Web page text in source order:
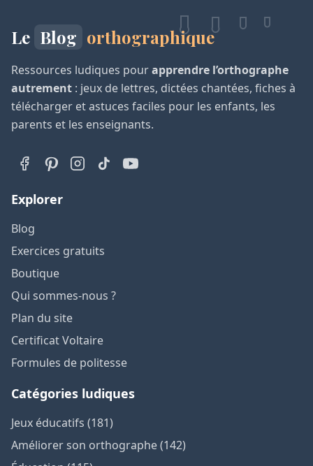
Le Blog orthographique
Ressources ludiques pourapprendre l’orthographe
autrement : jeux de lettres, dictées chantées, fiches à
télécharger et astuces faciles pour les enfants, les
parents et les enseignants.
Explorer
Blog
Exercices gratuits
Boutique
Qui sommes-nous ?
Plan du site
Certificat Voltaire
Formules de politesse
Catégories ludiques
Jeux éducatifs (181)
Améliorer son orthographe (142)